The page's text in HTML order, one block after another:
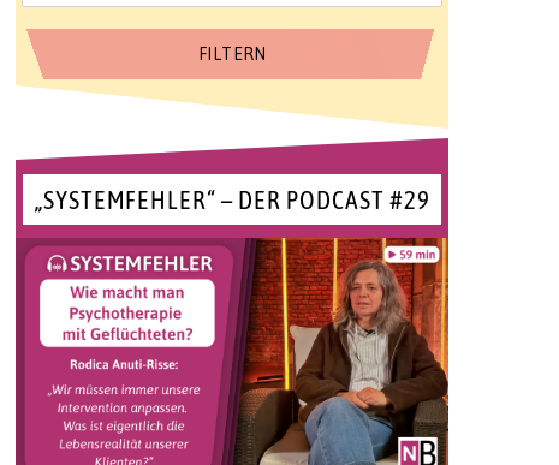
„SYSTEMFEHLER“ – DER PODCAST #29